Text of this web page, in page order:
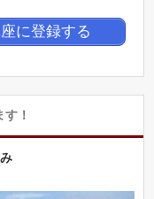
に登録する
！